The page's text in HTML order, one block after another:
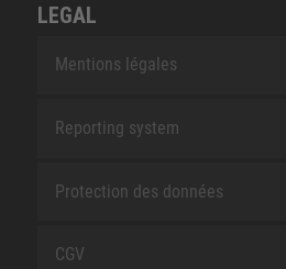
LEGAL
Mentions légales
Reporting system
Protection des données
CGV